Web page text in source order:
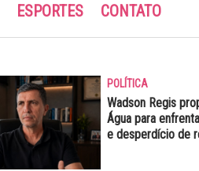
ESPORTES CONTATO
POLÍTICA
Wadson Regis
Água para
e desperdício de